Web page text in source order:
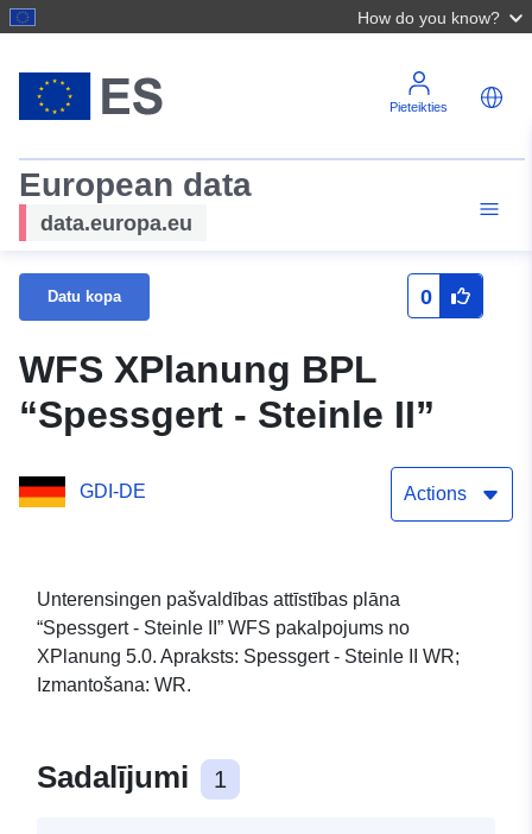
How do you know?
Pieteikties
European data
data.europa.eu
Datu kopa 0
WFS XPlanung BPL
“Spessgert - Steinle II”
GDI-DE Actions
Unterensingen pašvaldības attīstības plāna
“Spessgert - Steinle II” WFS pakalpojums no
XPlanung 5.0. Apraksts: Spessgert - Steinle II WR;
Izmantošana: WR.
Sadalījumi 1